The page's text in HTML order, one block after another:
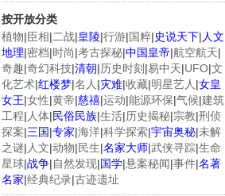
按开放分类
植物|臣相|二战|皇陵|行游|国粹|史说天下| 人文
地理|密档|时尚|考古探秘|中国皇帝|航空航天|
奇趣|奇幻科技|清朝|历史时刻 |易中天|UFO|文
化艺术|红楼梦|名人 |灾难|收藏|明星艺人 |女皇
女王|女性|黄帝|慈禧|运动|能源环保|气候|建筑
工程| 人体|民俗民族|生活|历史揭秘|宗教|刑侦
探案|三国|专家|海洋|科学探索|宇宙奥秘|未解
之谜| 人文|动物|民生|名家大师|武侠寻踪|生命
星球|战争|自然发现|国学|悬案秘闻|事件|名著
名家|经典纪录|古迹遗址